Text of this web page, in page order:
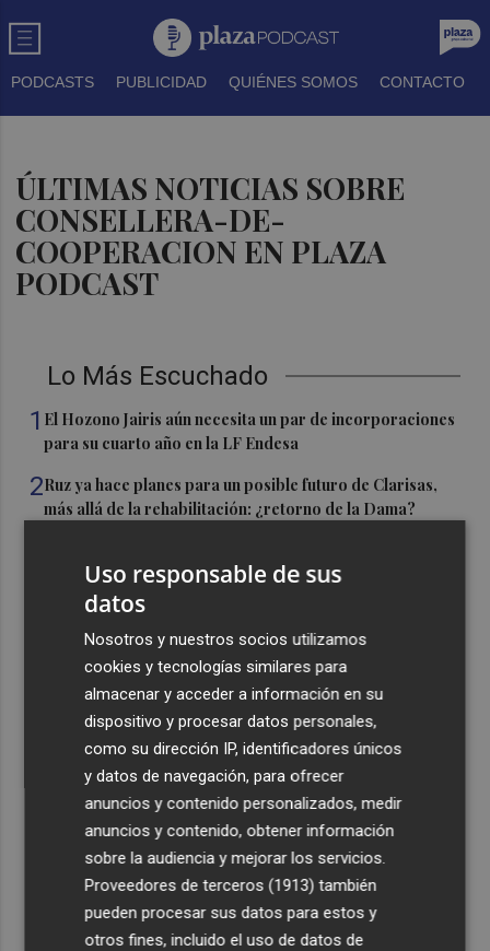
PODCASTS PUBLICIDAD QUIÉNES SOMOS CONTACTO
ÚLTIMAS NOTICIAS SOBRE
CONSELLERA-DE-
COOPERACION EN PLAZA
PODCAST
Lo Más Escuchado
1 El Hozono Jairis aún necesita un par de incorporaciones
para su cuarto año en la LF Endesa
2Ruz ya hace planes para un posible futuro de Clarisas,
más allá de la rehabilitación: ¿retorno de la Dama?
PCUMH, prepara sus primeras alianzas con el sector
Castelló apuesta por convertir el eclipse en un referente
científico: recibirá a un gran equipo de expertos
El Villarreal anuncia a sus seis capitanes: Gerard
Moreno, Foyth, Comesaña, Ayoze, Cardona y Logan
Costa
Recibe toda la actualidad de
Plaza Podcast en tu correo
Uso responsable de sus
datos
Nosotros y nuestros socios utilizamos
cookies y tecnologías similares para
almacenar y acceder a información en su
dispositivo y procesar datos personales,
como su dirección IP, identificadores únicos
y datos de navegación, para ofrecer
anuncios y contenido personalizados, medir
anuncios y contenido, obtener información
sobre la audiencia y mejorar los servicios.
Proveedores de terceros (1913) también
pueden procesar sus datos para estos y
otros fines, incluido el uso de datos de